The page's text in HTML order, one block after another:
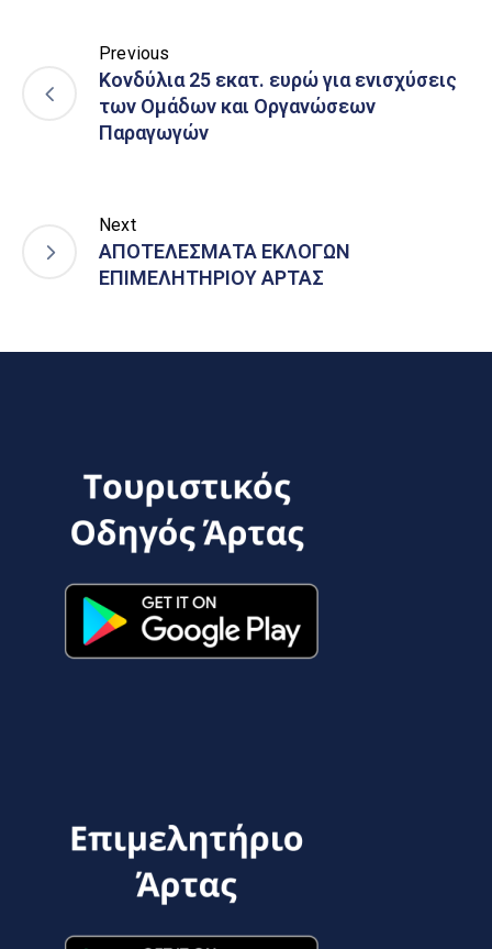
Previous
Κονδύλια 25 εκατ. ευρώ για ενισχύσεις
των Ομάδων και Οργανώσεων
Παραγωγών
Next
ΑΠΟΤΕΛΕΣΜΑΤΑ ΕΚΛΟΓΩΝ
ΕΠΙΜΕΛΗΤΗΡΙΟΥ ΑΡΤΑΣ